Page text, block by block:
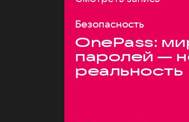
Безопасность
OnePass:
паролей —
реальность